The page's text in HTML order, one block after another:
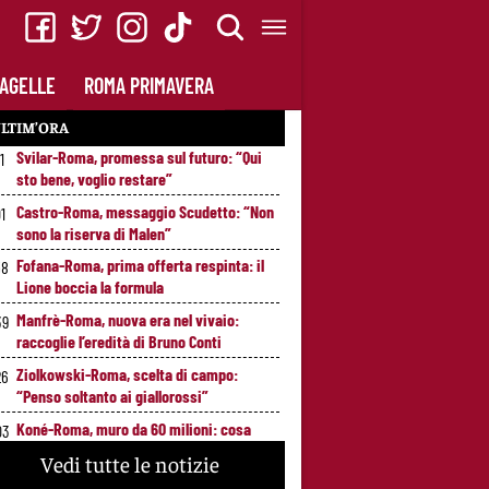
ROMA PRIMAVERA
Svilar-Roma, promessa sul futuro: “Qui
sto bene, voglio restare”
Castro-Roma, messaggio Scudetto: “Non
sono la riserva di Malen”
Fofana-Roma, prima offerta respinta: il
Lione boccia la formula
Manfrè-Roma, nuova era nel vivaio:
raccoglie l’eredità di Bruno Conti
Ziolkowski-Roma, scelta di campo:
“Penso soltanto ai giallorossi”
Koné-Roma, muro da 60 milioni: cosa
Vedi tutte le notizie